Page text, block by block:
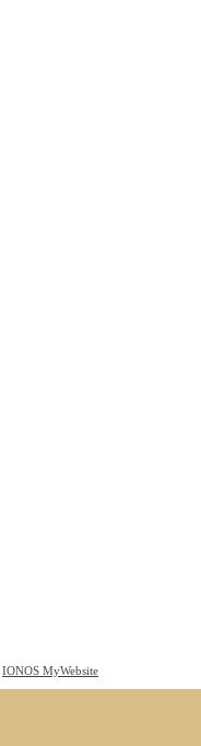
IONOS MyWebsite